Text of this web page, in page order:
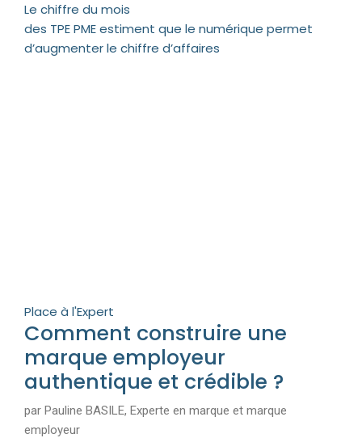
Le chiffre du mois
des TPE PME estiment que le numérique permet
d’augmenter le chiffre d’affaires
Place à l'Expert
Comment construire une
marque employeur
authentique et crédible ?
par Pauline BASILE, Experte en marque et marque
employeur